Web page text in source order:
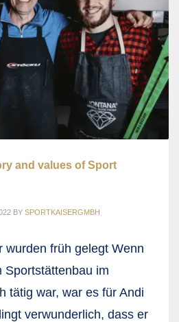
and values of Sport
BY SPORTKAISERGMBH
wurden früh gelegt Wenn
Sportstättenbau im
tätig war, war es für Andi
verwunderlich, dass er